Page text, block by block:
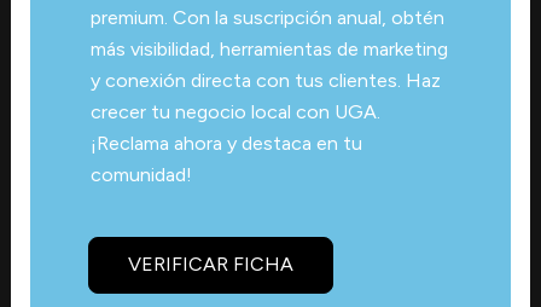
premium. Con la suscripción anual, obtén
más visibilidad, herramientas de marketing
y conexión directa con tus clientes. Haz
crecer tu negocio local con UGA.
¡Reclama ahora y destaca en tu
comunidad!
VERIFICAR FICHA